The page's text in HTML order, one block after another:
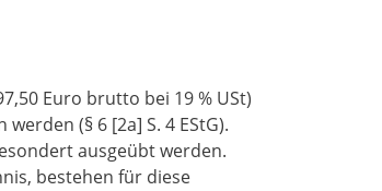
Euro brutto bei 19 % USt)
(§ 6 [2a] S. 4 EStG).
ausgeübt werden.
bestehen für diese